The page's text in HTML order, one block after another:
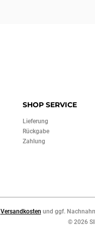
SHOP SERVICE
Lieferung
Rückgabe
Zahlung
Versandkosten und ggf.
© 2026